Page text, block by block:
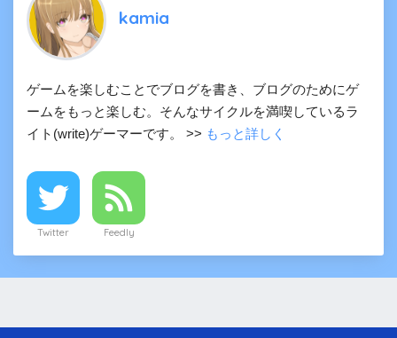
kamia
ゲームを楽しむことでブログを書き、ブログのためにゲ
ームをもっと楽しむ。そんなサイクルを満喫しているラ
イト(write)ゲーマーです。 >> もっと詳しく
Twitter Feedly